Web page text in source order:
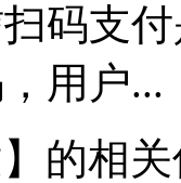
码支
用户...
】的相关